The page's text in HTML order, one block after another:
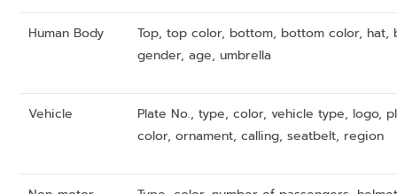
Human Body
Top, top color, bottom, bottom color, hat,
gender, age, umbrella
Vehicle
Plate No., type, color, vehicle type, logo,
color, ornament, calling, seatbelt, region